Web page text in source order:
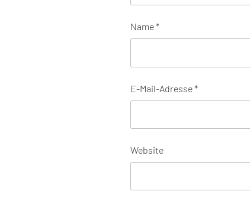
Name*
E-Mail-Adresse*
Website